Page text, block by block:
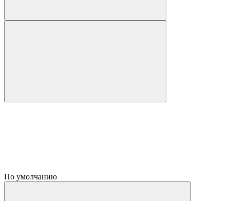
По умолчанию